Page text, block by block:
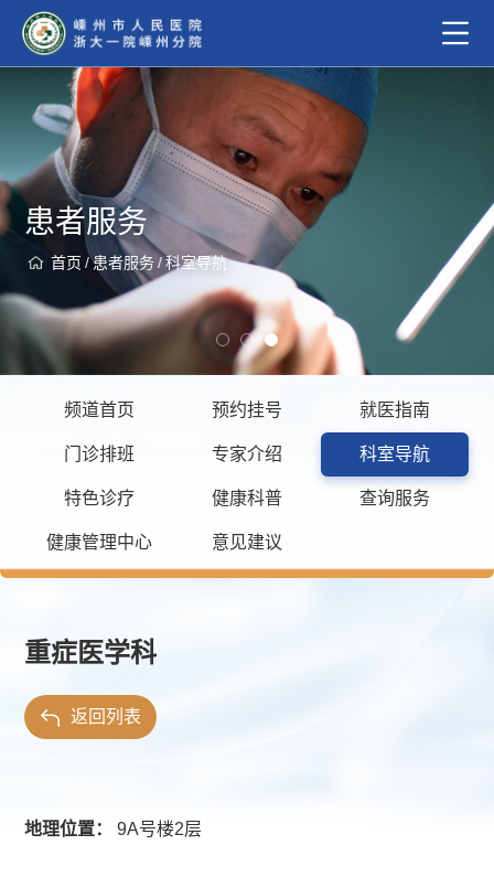
患者服务
首页 /患者服务 / 科室导航
频道首页 预约挂号 就医指南
门诊排班 专家介绍 科室导航
特色诊疗 健康科普 查询服务
健康管理中心 意见建议
重症医学科
返回列表
地理位置： 9A号楼2层